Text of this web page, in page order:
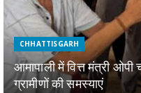
CHHATTISGARH
आमापाली में वित्त मंत्री
ग्रामीणों की समस्याएं